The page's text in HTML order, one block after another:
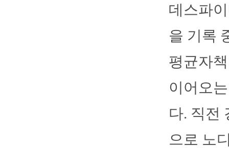
데스파
을 기록
평균자
이어오
다. 직전
으로 노